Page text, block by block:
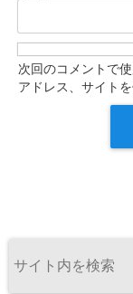
次回のコメントで
アドレス、サイトを